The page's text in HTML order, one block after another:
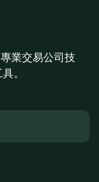
業交易公司技
。